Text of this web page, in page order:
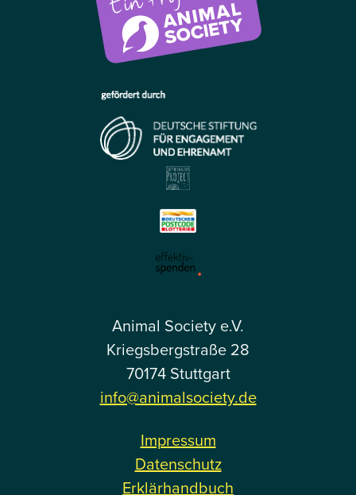
Animal Society e.V.
Kriegsbergstraße 28
70174 Stuttgart
info@animalsociety.de
Impressum
Datenschutz
Erklärhandbuch